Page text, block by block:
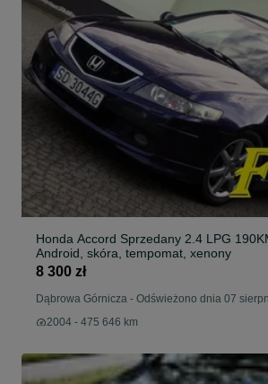
Honda Accord Sprzedany 2.4 LPG 190KM
Android, skóra, tempomat, xenony
8 300 zł
Dąbrowa Górnicza - Odświeżono dnia 07
2004 - 475 646 km